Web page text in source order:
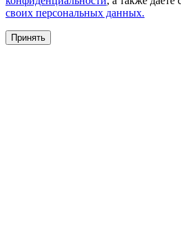
своих персональных данных.
Принять